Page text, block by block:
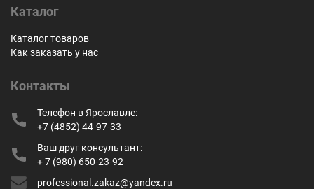
Каталог
Каталог товаров
Как заказать у нас
Контакты
Телефон в Ярославле:
+7 (4852) 44-97-33
Ваш друг консультант:
+ 7 (980) 650-23-92
professional.zakaz@yandex.ru